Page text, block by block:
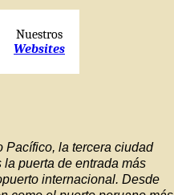
Pacífico, la tercera ciudad
puerta de entrada más
internacional. Desde
Nuestros
Websites